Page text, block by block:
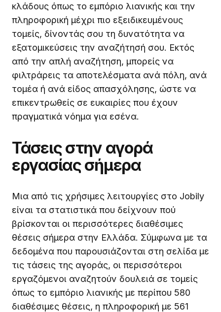
κλάδους όπως το εμπόριο λιανικής και την
πληροφορική μέχρι πιο εξειδικευμένους
τομείς, δίνοντάς σου τη δυνατότητα να
εξατομικεύσεις την αναζήτησή σου. Εκτός
από την απλή αναζήτηση, μπορείς να
φιλτράρεις τα αποτελέσματα ανά πόλη, ανά
τομέα ή ανά είδος απασχόλησης, ώστε να
επικεντρωθείς σε ευκαιρίες που έχουν
πραγματικά νόημα για εσένα.
Τάσεις στην αγορά
εργασίας σήμερα
Μια από τις χρήσιμες λειτουργίες στο Jobily
είναι τα στατιστικά που δείχνουν πού
βρίσκονται οι περισσότερες διαθέσιμες
θέσεις σήμερα στην Ελλάδα. Σύμφωνα με τα
δεδομένα που παρουσιάζονται στη σελίδα με
τις τάσεις της αγοράς, οι περισσότεροι
εργαζόμενοι αναζητούν δουλειά σε τομείς
όπως το εμπόριο λιανικής με περίπου 580
διαθέσιμες θέσεις, η πληροφορική με 561